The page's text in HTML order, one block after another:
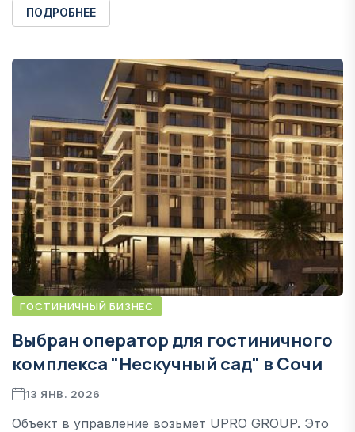
ПОДРОБНЕЕ
ГОСТИНИЧНЫЙ БИЗНЕС
Выбран оператор для гостиничного
комплекса "Нескучный сад" в Сочи
13 ЯНВ. 2026
Объект в управление возьмет UPRO GROUP. Это